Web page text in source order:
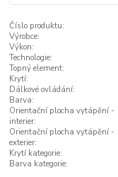
Číslo produktu:
Výrobce:
Výkon:
Technologie:
Topný element:
Krytí:
Dálkové ovládání:
Barva:
Orientační plocha vytápění -
interier:
Orientační plocha vytápění -
exterier:
Krytí kategorie:
Barva kategorie: